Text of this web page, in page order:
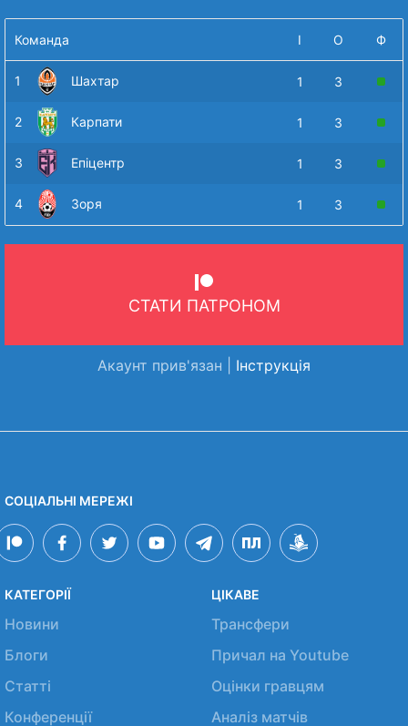
Команда І О Ф
1 Шахтар 1 3
2 Карпати 1 3
3 Епіцентр 1 3
4 Зоря 1 3
СТАТИ ПАТРОНОМ
Акаунт прив'язан | Інструкція
СОЦІАЛЬНІ МЕРЕЖІ
КАТЕГОРІЇ
Новини
Блоги
Статті
Конференції
ЦІКАВЕ
Трансфери
Причал на Youtube
Оцінки гравцям
Аналіз матчів